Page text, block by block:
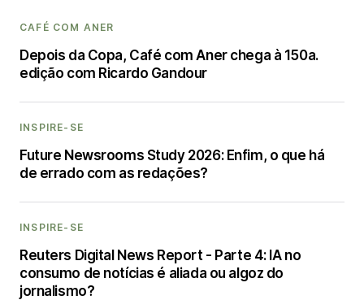
CAFÉ COM ANER
Depois da Copa, Café com Aner chega à 150a.
edição com Ricardo Gandour
INSPIRE-SE
Future Newsrooms Study 2026: Enfim, o que há
de errado com as redações?
INSPIRE-SE
Reuters Digital News Report - Parte 4: IA no
consumo de notícias é aliada ou algoz do
jornalismo?